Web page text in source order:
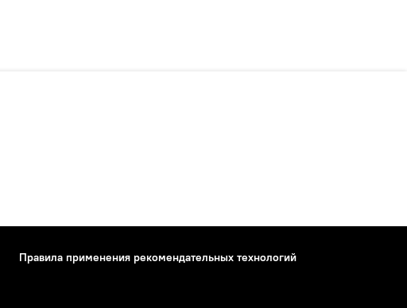
Правила применения рекомендательных технологий